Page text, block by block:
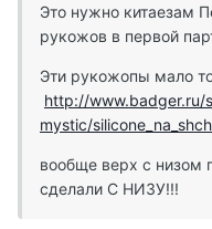
Это нужно китаезам
рукожов в первой
Эти рукожопы мало
http://www.badger.ru/
mystic/
вообще верх с низом
сделали С НИЗУ!!!